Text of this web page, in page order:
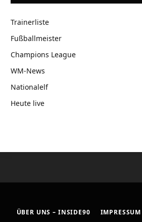
Trainerliste
Fußballmeister
Champions League
WM-News
Nationalelf
Heute live
ÜBER UNS – INSIDE90 IMPRESSUM